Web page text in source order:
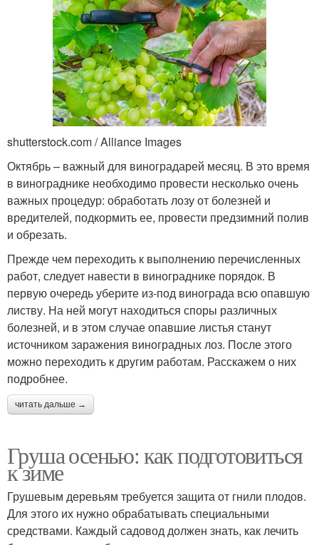
shutterstock.com / Alliance Images
Октябрь – важный для виноградарей месяц. В это время
в винограднике необходимо провести несколько очень
важных процедур: обработать лозу от болезней и
вредителей, подкормить ее, провести предзимний полив
и обрезать.
Прежде чем переходить к выполнению перечисленных
работ, следует навести в винограднике порядок. В
первую очередь уберите из-под винограда всю опавшую
листву. На ней могут находиться споры различных
болезней, и в этом случае опавшие листья станут
источником заражения виноградных лоз. После этого
можно переходить к другим работам. Расскажем о них
подробнее.
читать дальше →
Груша осенью: как подготовиться
к зиме
Грушевым деревьям требуется защита от гнили плодов.
Для этого их нужно обрабатывать специальными
средствами. Каждый садовод должен знать, как лечить